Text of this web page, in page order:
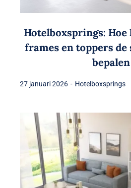
Hotelboxsprings:
frames en toppers
bepalen
27 januari 2026 - Hotelboxsprings